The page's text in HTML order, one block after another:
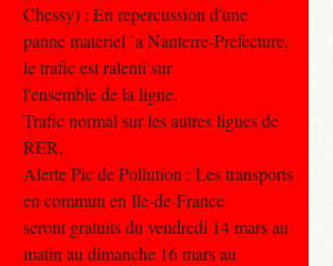
Chessy) : En repercussion d'une
panne materiel `a Nanterre-Prefecture,
le trafic est ralenti sur
l'ensemble de la ligne.
Trafic normal sur les autres lignes de
RER.
Alerte Pic de Pollution : Les transports
en commun en Ile-de-France
seront gratuits du vendredi 14 mars au
matin au dimanche 16 mars au